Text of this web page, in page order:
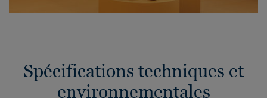
Spécifications techniques et
environnementales